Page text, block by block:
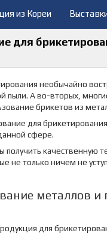
из Кореи
для
необычайно
пыли. А во-вторых,
брикетов из
для
сфере.
получить качественную
не только ничем не
металлов и
для